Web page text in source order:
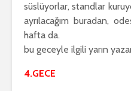
süslüyorlar, standlar
ayrılacağım buradan,
hafta da.
bu geceyle ilgili yarın
4.GECE